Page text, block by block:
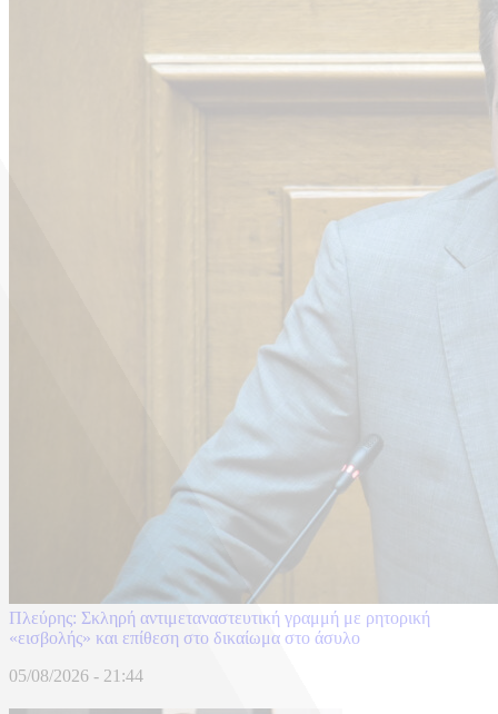
Πλεύρης: Σκληρή αντιμεταναστευτική γραμμή με ρητορική
«εισβολής» και επίθεση στο δικαίωμα στο άσυλο
05/08/2026 - 21:44